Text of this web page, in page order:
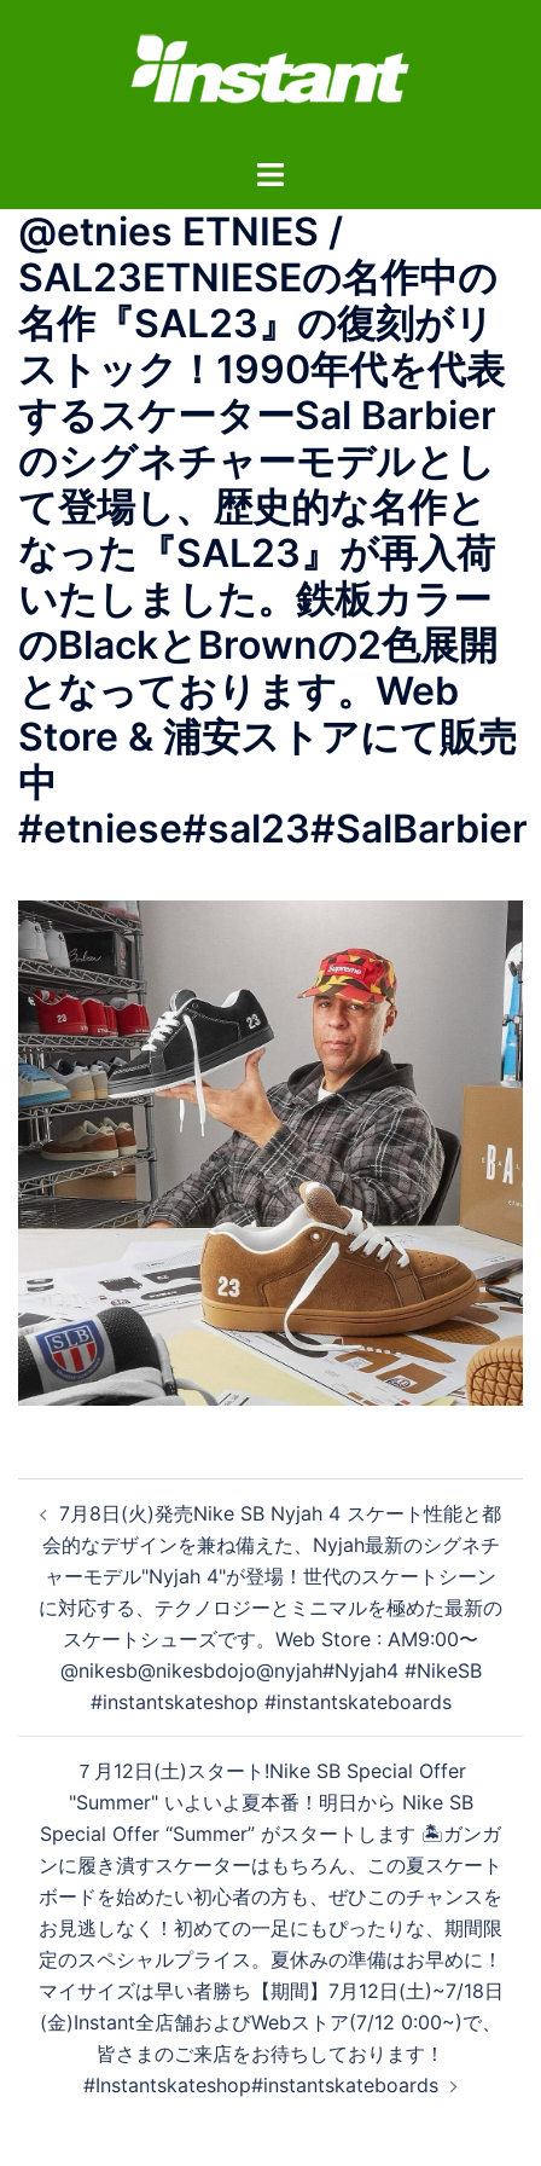
ス
ト
メ
ニ
ュ
ー
@etnies ETNIES /
SAL23ETNIESEの名作中の
名作『SAL23』の復刻がリ
ストック！1990年代を代表
するスケーターSal Barbier
のシグネチャーモデルとし
て登場し、歴史的な名作と
なった『SAL23』が再入荷
いたしました。鉄板カラー
のBlackとBrownの2色展開
となっております。Web
Store & 浦安ストアにて販売
中
#etniese#sal23#SalBarbier
稿
ナ
ビ
ゲ
ョ
7月8日(火)発売Nike SB Nyjah 4 スケート性能と都
会的なデザインを兼ね備えた、Nyjah最新のシグネチ
ャーモデル"Nyjah 4"が登場！世代のスケートシーン
に対応する、テクノロジーとミニマルを極めた最新の
スケートシューズです。Web Store : AM9:00〜
@nikesb@nikesbdojo@nyjah#Nyjah4 #NikeSB
#instantskateshop #instantskateboards
７月12日(土)スタート!Nike SB Special Offer
"Summer" いよいよ夏本番！明日から Nike SB
Special Offer “Summer” がスタートします 🏝️ガンガ
ンに履き潰すスケーターはもちろん、この夏スケート
ボードを始めたい初心者の方も、ぜひこのチャンスを
お見逃しなく！初めての一足にもぴったりな、期間限
定のスペシャルプライス。夏休みの準備はお早めに！
マイサイズは早い者勝ち【期間】7月12日(土)~7/18日
(金)Instant全店舗およびWebストア(7/12 0:00~)で、
皆さまのご来店をお待ちしております！
#Instantskateshop#instantskateboards